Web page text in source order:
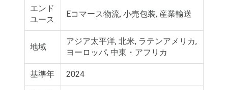
エンド
ユース
Eコマース物流, 小売包装, 産業輸送
地域
アジア太平洋, 北米, ラテンアメリカ,
ヨーロッパ, 中東・アフリカ
基準年 2024